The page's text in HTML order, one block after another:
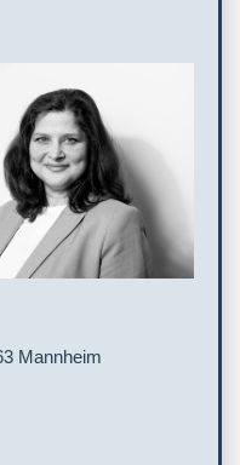
Mannheim